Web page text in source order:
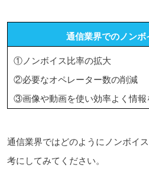
通信業界でのノンボ
①ノンボイス比率の拡大
②必要なオペレーター数の削減
③画像や動画を使い効率よく情報
通信業界ではどのようにノンボイ
考にしてみてください。